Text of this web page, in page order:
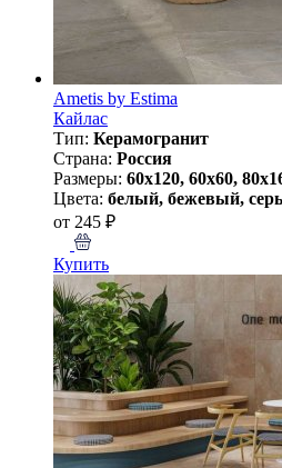
Ametis by Estima
Кайлас
Тип: Керамогранит
Страна: Россия
Размеры: 60x120, 60x60,
Цвета: белый, бежевый,
от 245 ₽
Купить